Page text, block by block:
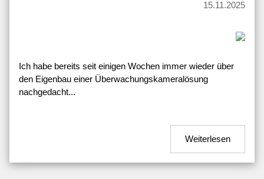
15.11.2025
Ich habe bereits seit einigen Wochen immer wieder über
den Eigenbau einer Überwachungskameralösung
nachgedacht...
Weiterlesen